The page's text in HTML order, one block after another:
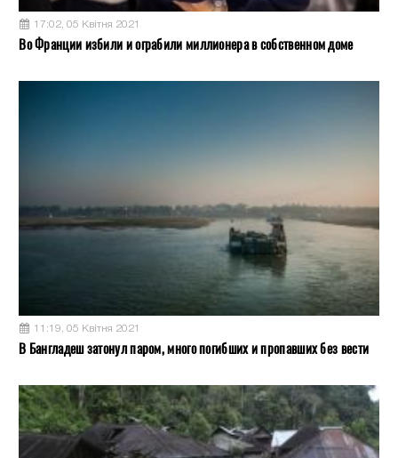
17:02, 05 Квітня 2021
Во Франции избили и ограбили миллионера в собственном доме
11:19, 05 Квітня 2021
В Бангладеш затонул паром, много погибших и пропавших без вести